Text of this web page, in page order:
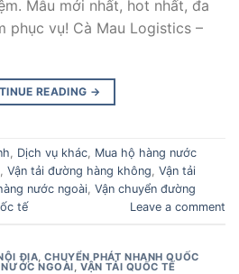
Mẫu mới nhất, hot nhất, đa
phục vụ! Cà Mau Logistics –
READING →
, Dịch vụ khác, Mua hộ hàng nước
, Vận tải đường hàng không, Vận tải
nước ngoài, Vận chuyển đường
tế Leave a comment
ĐỊA ,CHUYỂN PHÁT NHANH QUỐC
NGOÀI ,VẬN TẢI QUỐC TẾ